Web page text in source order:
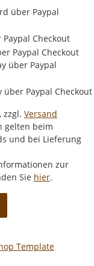
zzgl. Versand
gelten beim
und bei Lieferung
zur
Sie hier.
Template